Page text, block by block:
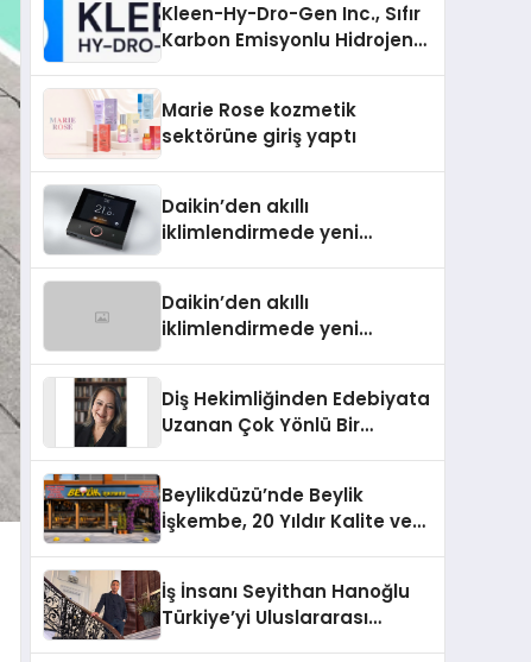
Kleen-Hy-Dro-Gen Inc., Sıfır
Karbon Emisyonlu Hidrojen
Aldı
Marie Rose kozmetik
sektörüne giriş yaptı
Daikin’den akıllı
iklimlendirmede yeni
Daikin’den akıllı
iklimlendirmede yeni
Diş Hekimliğinden Edebiyata
Uzanan Çok Yönlü Bir
Beylikdüzü’nde Beylik
İşkembe, 20 Yıldır Kalite ve
İş İnsanı Seyithan Hanoğlu
Türkiye’yi Uluslararası